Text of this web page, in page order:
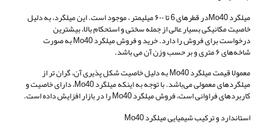
میلگرد Mo40در قطرهای 6 تا ۶۰۰ میلیمتر ، موجود است. این میلگرد، به دلیل
خاصیت مکانیکی بسیار عالی از جمله سختی و استحکام بالا، بیشترین
درخواست برای فروش را دارد. خرید و فروش میلگرد Mo40 به صورت
شاخه‌های ۶ متری و بر حسب وزن آن می باشد.
معمولا قیمت میلگرد Mo40 به دلیل خاصیت شکل پذیری آن، گران تر از
میلگردهای معمولی می‌باشد. با توجه به اینکه میلگرد Mo40، دارای خاصیت و
کاربردهای فراوانی است، فروش میلگرد Mo40 را در بازار افزایش داده است.
استاندارد و ترکیب شیمیایی میلگرد Mo40